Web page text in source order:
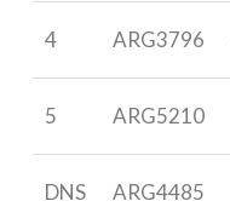
4 ARG3796
5 ARG5210
DNS ARG4485